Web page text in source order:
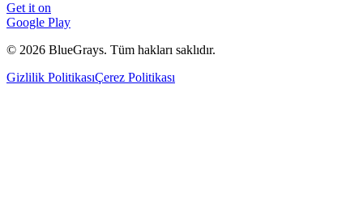
Get it on
Google Play
© 2026 BlueGrays. Tüm hakları saklıdır.
Gizlilik PolitikasıÇerez Politikası